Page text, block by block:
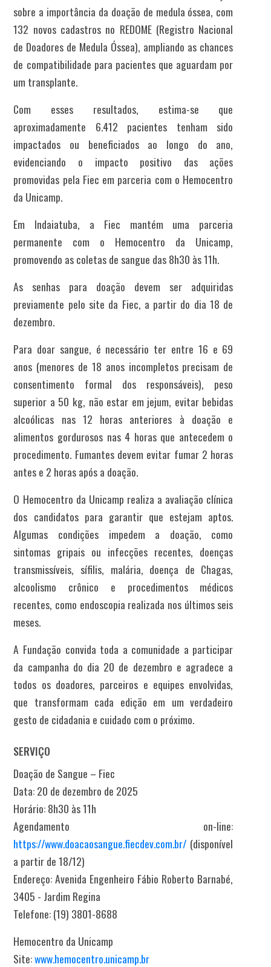
sobre a importância da doação de medula óssea, com
132 novos cadastros no REDOME (Registro Nacional
de Doadores de Medula Óssea), ampliando as chances
de compatibilidade para pacientes que aguardam por
um transplante.
Com esses resultados, estima-se que
aproximadamente 6.412 pacientes tenham sido
impactados ou beneficiados ao longo do ano,
evidenciando o impacto positivo das ações
promovidas pela Fiec em parceria com o Hemocentro
da Unicamp.
Em Indaiatuba, a Fiec mantém uma parceria
permanente com o Hemocentro da Unicamp,
promovendo as coletas de sangue das 8h30 às 11h.
As senhas para doação devem ser adquiridas
previamente pelo site da Fiec, a partir do dia 18 de
dezembro.
Para doar sangue, é necessário ter entre 16 e 69
anos (menores de 18 anos incompletos precisam de
consentimento formal dos responsáveis), peso
superior a 50 kg, não estar em jejum, evitar bebidas
alcoólicas nas 12 horas anteriores à doação e
alimentos gordurosos nas 4 horas que antecedem o
procedimento. Fumantes devem evitar fumar 2 horas
antes e 2 horas após a doação.
O Hemocentro da Unicamp realiza a avaliação clínica
dos candidatos para garantir que estejam aptos.
Algumas condições impedem a doação, como
sintomas gripais ou infecções recentes, doenças
transmissíveis, sífilis, malária, doença de Chagas,
alcoolismo crônico e procedimentos médicos
recentes, como endoscopia realizada nos últimos seis
meses.
A Fundação convida toda a comunidade a participar
da campanha do dia 20 de dezembro e agradece a
todos os doadores, parceiros e equipes envolvidas,
que transformam cada edição em um verdadeiro
gesto de cidadania e cuidado com o próximo.
SERVIÇO
Doação de Sangue – Fiec
Data: 20 de dezembro de 2025
Horário: 8h30 às 11h
Agendamento on-line:
https://www.doacaosangue.fiecdev.com.br/ (disponível
a partir de 18/12)
Endereço: Avenida Engenheiro Fábio Roberto Barnabé,
3405 - Jardim Regina
Telefone: (19) 3801-8688
Hemocentro da Unicamp
Site:www.hemocentro.unicamp.br